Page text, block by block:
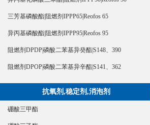
三芳基磷酸酯|阻燃剂IPPP65|Reofos 65
异丙基磷酸酯|阻燃剂IPPP95|Reofos 95
阻燃剂DPDP|磷酸二苯基异癸酯|S148、390
阻燃剂DPOP|磷酸二苯基异辛酯|S141、362
抗氧剂,稳定剂,消泡剂
硼酸三甲酯